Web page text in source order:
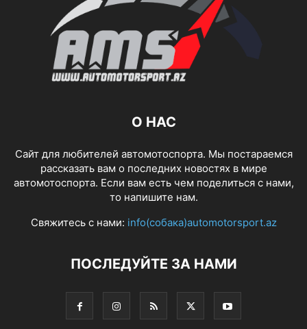
О НАС
Сайт для любителей автомотоспорта. Мы постараемся
рассказать вам о последних новостях в мире
автомотоспорта. Если вам есть чем поделиться с нами,
то напишите нам.
Свяжитесь с нами: info(собака)automotorsport.az
ПОСЛЕДУЙТЕ ЗА НАМИ